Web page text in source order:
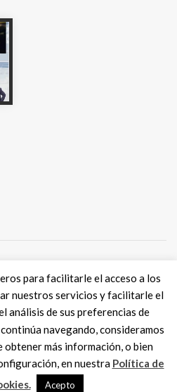
Aviso legal| Política de Cookies
para facilitarle el acceso a los
nuestros servicios y facilitarle el
análisis de sus preferencias de
navegando, consideramos
obtener más información, o bien
en nuestra Política de
Acepto